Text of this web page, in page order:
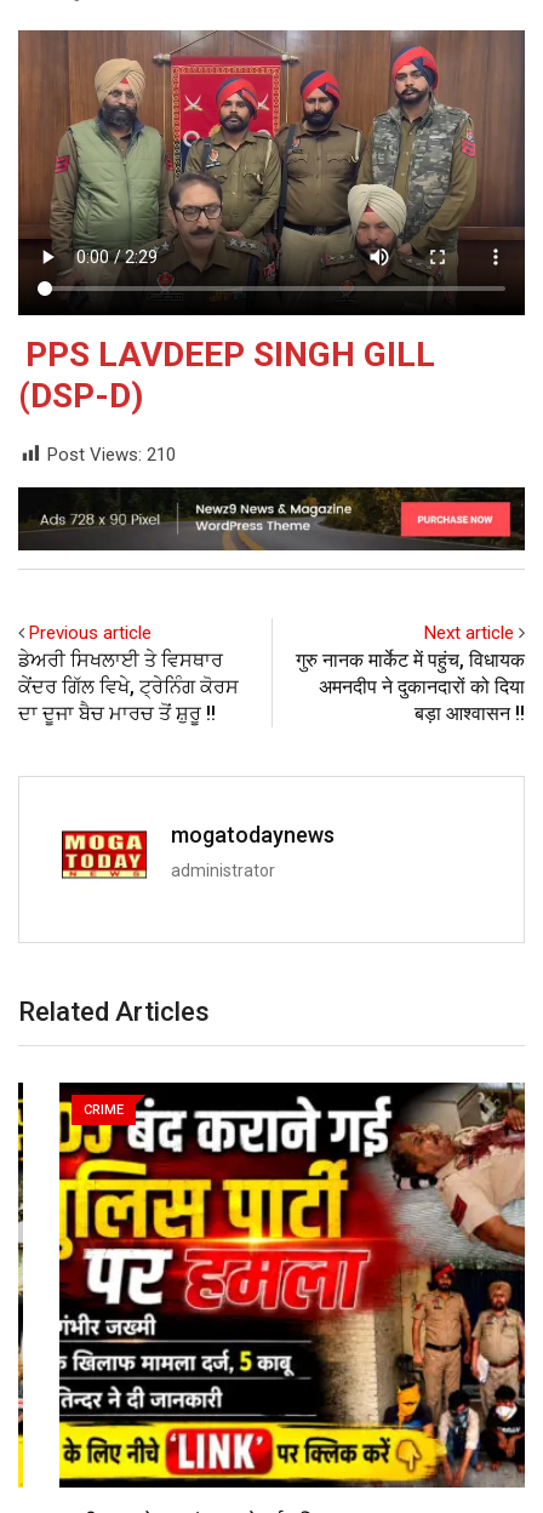
PPS LAVDEEP SINGH GILL
(DSP-D)
Post Views: 210
Previous article
ਡੇਅਰੀ ਸਿਖਲਾਈ ਤੇ ਵਿਸਥਾਰ
ਕੇਂਦਰ ਗਿੱਲ ਵਿਖੇ, ਟ੍ਰੇਨਿੰਗ ਕੋਰਸ
ਦਾ ਦੂਜਾ ਬੈਚ ਮਾਰਚ ਤੋਂ ਸ਼ੁਰੂ !!
Next article
गुरु नानक मार्केट में पहुंच, विधायक
अमनदीप ने दुकानदारों को दिया
बड़ा आश्वासन !!
mogatodaynews
administrator
Related Articles
CRIME